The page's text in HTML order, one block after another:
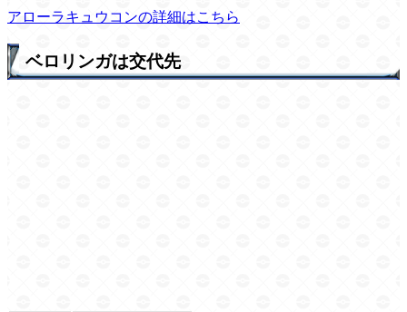
アローラキュウコンの詳細はこちら
ベロリンガは交代先